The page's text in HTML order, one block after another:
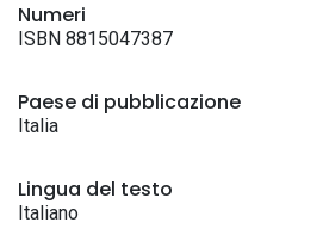
Numeri
ISBN 8815047387
Paese di pubblicazione
Italia
Lingua del testo
Italiano